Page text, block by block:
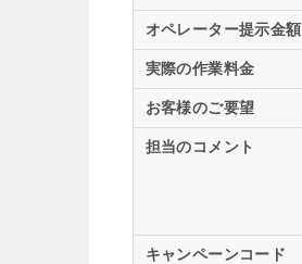
オペレーター提示金額
実際の作業料金
お客様のご要望
担当のコメント
キャンペーンコード